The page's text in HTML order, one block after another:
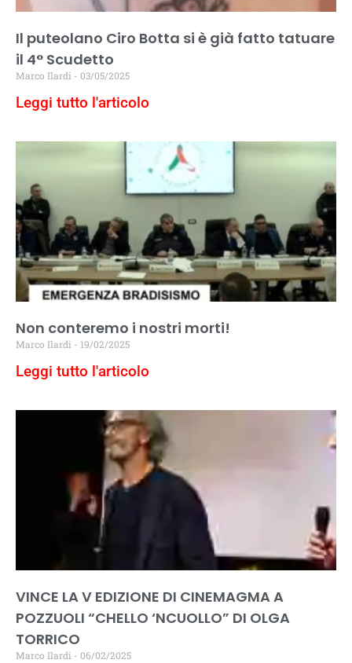
Il puteolano Ciro Botta si è già fatto tatuare
il 4° Scudetto
Marco Ilardi 03/05/2025
Leggi tutto l'articolo
Non conteremo i nostri morti!
Marco Ilardi 19/02/2025
Leggi tutto l'articolo
VINCE LA V EDIZIONE DI CINEMAGMA A
POZZUOLI “CHELLO ‘NCUOLLO” DI OLGA
TORRICO
Marco Ilardi 06/02/2025